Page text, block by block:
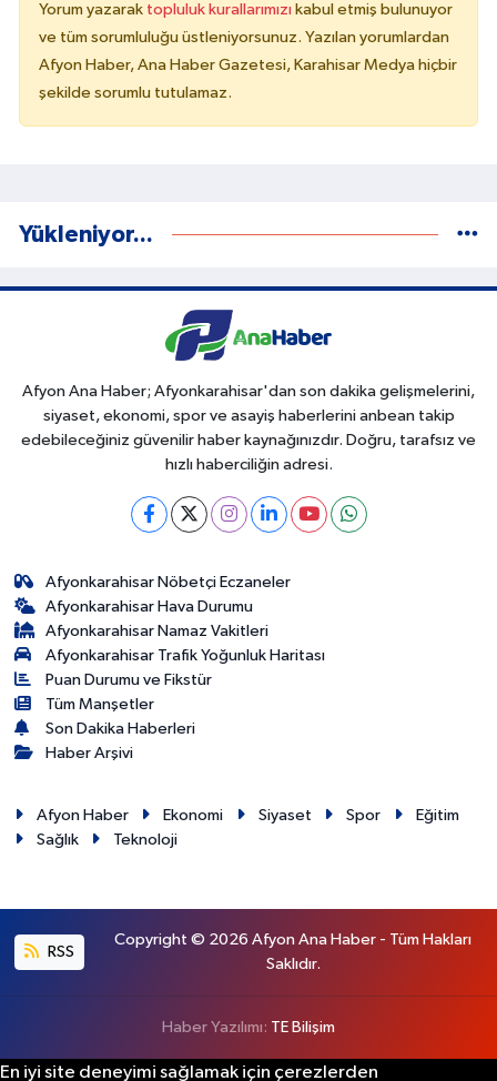
Yorum yazarak topluluk kurallarımızı kabul etmiş bulunuyor
ve tüm sorumluluğu üstleniyorsunuz. Yazılan yorumlardan
Afyon Haber, Ana Haber Gazetesi, Karahisar Medya hiçbir
şekilde sorumlu tutulamaz.
Yükleniyor...
Afyon Ana Haber; Afyonkarahisar'dan son dakika gelişmelerini,
siyaset, ekonomi, spor ve asayiş haberlerini anbean takip
edebileceğiniz güvenilir haber kaynağınızdır. Doğru, tarafsız ve
hızlı haberciliğin adresi.
Afyonkarahisar Nöbetçi Eczaneler
Afyonkarahisar Hava Durumu
Afyonkarahisar Namaz Vakitleri
Afyonkarahisar Trafik Yoğunluk Haritası
Puan Durumu ve Fikstür
Tüm Manşetler
Son Dakika Haberleri
Haber Arşivi
Afyon Haber Ekonomi Siyaset Spor
Eğitim
Sağlık
Teknoloji
RSS
Copyright © 2026 Afyon Ana Haber - Tüm Hakları
Saklıdır.
Haber Yazılımı: TE Bilişim
En iyi site deneyimi sağlamak için çerezlerden